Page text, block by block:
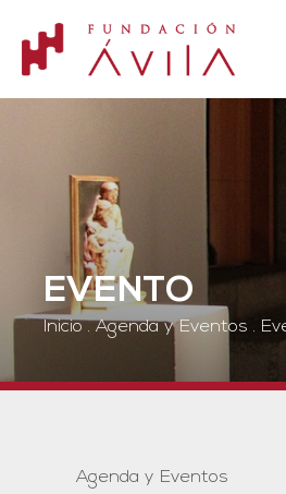
EVENTO
Inicio . Agenda y Eventos .
Agenda y Eventos